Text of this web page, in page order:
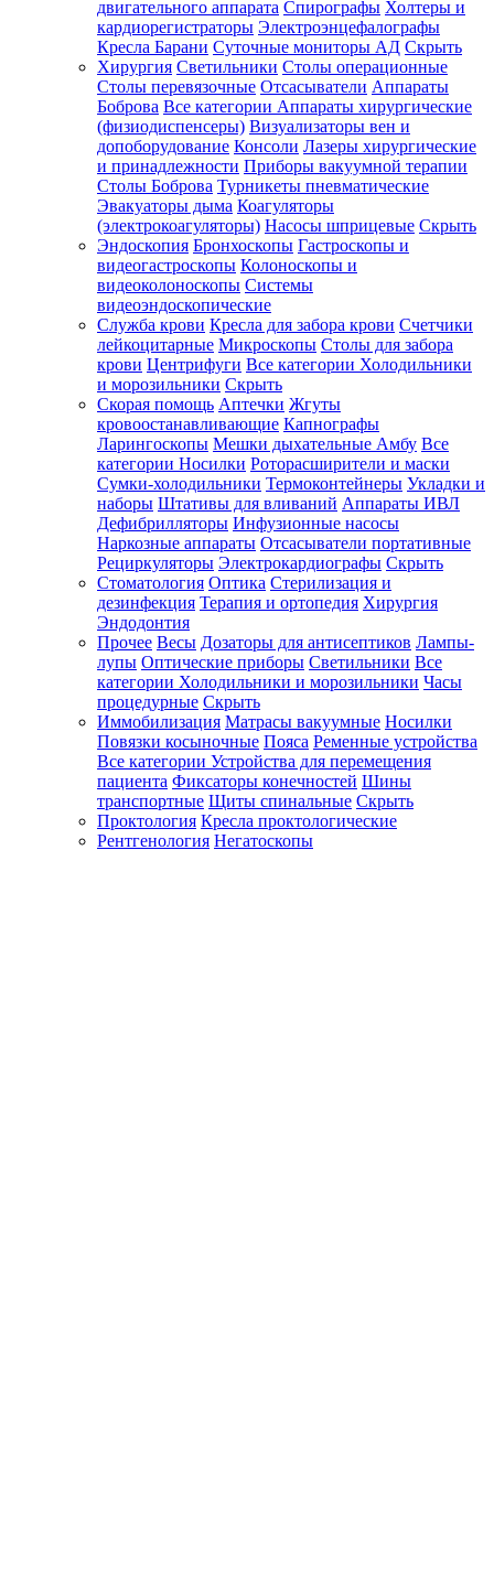
двигательного аппарата Спирографы Холтеры и
кардиорегистраторы Электроэнцефалографы
Кресла Барани Суточные мониторы АД Скрыть
Хирургия Светильники Столы операционные
Столы перевязочные Отсасыватели Аппараты
Боброва Все категории Аппараты хирургические
(физиодиспенсеры) Визуализаторы вен и
допоборудование Консоли Лазеры хирургические
и принадлежности Приборы вакуумной терапии
Столы Боброва Турникеты пневматические
Эвакуаторы дыма Коагуляторы
(электрокоагуляторы) Насосы шприцевые Скрыть
Эндоскопия Бронхоскопы Гастроскопы и
видеогастроскопы Колоноскопы и
видеоколоноскопы Системы
видеоэндоскопические
Служба крови Кресла для забора крови Счетчики
лейкоцитарные Микроскопы Столы для забора
крови Центрифуги Все категории Холодильники
и морозильники Скрыть
Скорая помощь Аптечки Жгуты
кровоостанавливающие Капнографы
Ларингоскопы Мешки дыхательные Амбу Все
категории Носилки Роторасширители и маски
Сумки-холодильники Термоконтейнеры Укладки и
наборы Штативы для вливаний Аппараты ИВЛ
Дефибрилляторы Инфузионные насосы
Наркозные аппараты Отсасыватели портативные
Рециркуляторы Электрокардиографы Скрыть
Стоматология Оптика Стерилизация и
дезинфекция Терапия и ортопедия Хирургия
Эндодонтия
Прочее Весы Дозаторы для антисептиков Лампы-
лупы Оптические приборы Светильники Все
категории Холодильники и морозильники Часы
процедурные Скрыть
Иммобилизация Матрасы вакуумные Носилки
Повязки косыночные Пояса Ременные устройства
Все категории Устройства для перемещения
пациента Фиксаторы конечностей Шины
транспортные Щиты спинальные Скрыть
Проктология Кресла проктологические
Рентгенология Негатоскопы